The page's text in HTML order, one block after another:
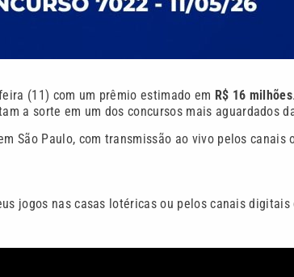
(11) com um prêmio estimado em R$ 16 milhões
a sorte em um dos concursos mais aguardados
São Paulo, com transmissão ao vivo pelos canais
jogos nas casas lotéricas ou pelos canais